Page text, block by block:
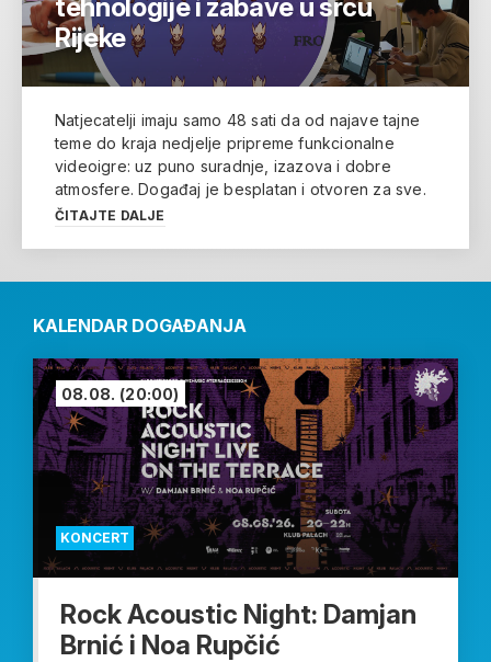
tehnologije i zabave u srcu
Rijeke
Natjecatelji imaju samo 48 sati da od najave tajne
teme do kraja nedjelje pripreme funkcionalne
videoigre: uz puno suradnje, izazova i dobre
atmosfere. Događaj je besplatan i otvoren za sve.
ČITAJTE DALJE
KALENDAR DOGAĐANJA
KONCERT
08.08. (20:00)
Rock Acoustic Night: Damjan
Brnić i Noa Rupčić